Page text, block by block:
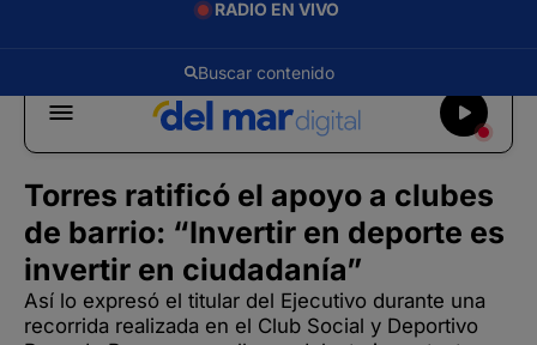
RADIO EN VIVO
Torres ratificó el apoyo a clubes
de barrio: “Invertir en deporte es
invertir en ciudadanía”
Así lo expresó el titular del Ejecutivo durante una
recorrida realizada en el Club Social y Deportivo